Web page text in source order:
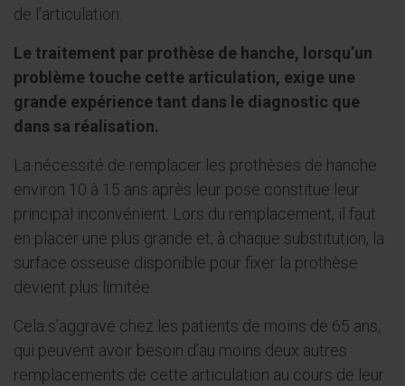
de l’articulation.
Le traitement par prothèse de hanche, lorsqu’un
problème touche cette articulation, exige une
grande expérience tant dans le diagnostic que
dans sa réalisation.
La nécessité de remplacer les prothèses de hanche
environ 10 à 15 ans après leur pose constitue leur
principal inconvénient. Lors du remplacement, il faut
en placer une plus grande et, à chaque substitution, la
surface osseuse disponible pour fixer la prothèse
devient plus limitée.
Cela s’aggrave chez les patients de moins de 65 ans,
qui peuvent avoir besoin d’au moins deux autres
remplacements de cette articulation au cours de leur